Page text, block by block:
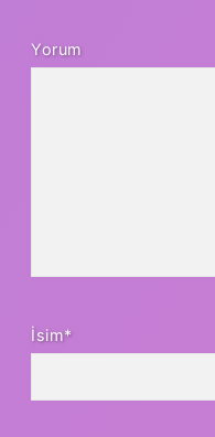
Yorum
İsim*